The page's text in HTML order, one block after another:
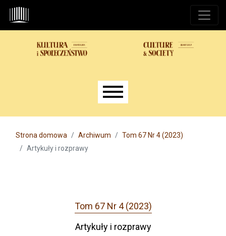
Przejdź do głównego menu
Przejdź do sekcji głównej
Przejdź do stopki
Main menu
Strona domowa Archiwum
Tom 67 Nr 4 (2023)
Artykuły i rozprawy
Tom 67 Nr 4 (2023)
Artykuły i rozprawy